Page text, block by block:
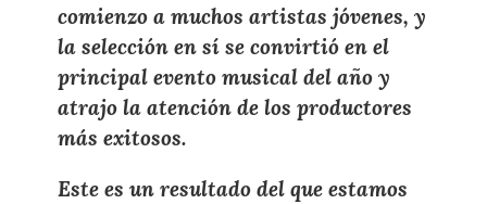
comienzo a muchos artistas jóvenes, y
la selección en sí se convirtió en el
principal evento musical del año y
atrajo la atención de los productores
más exitosos.
Este es un resultado del que estamos